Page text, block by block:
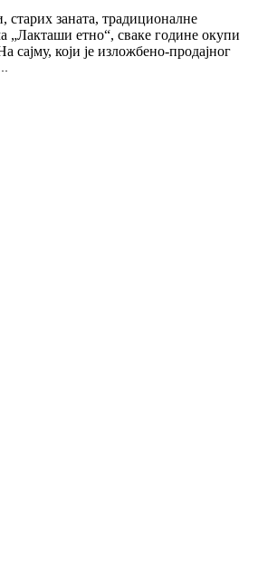
старих заната, традиционалне
„Лакташи етно“, сваке године окупи
сајму, који је изложбено-продајног